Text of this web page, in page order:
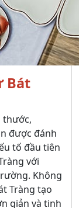
Bát
thước,
được đánh
tố đầu tiên
với
Không
Tràng tạo
giản và tinh